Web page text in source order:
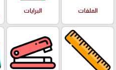
الملفات البرايات